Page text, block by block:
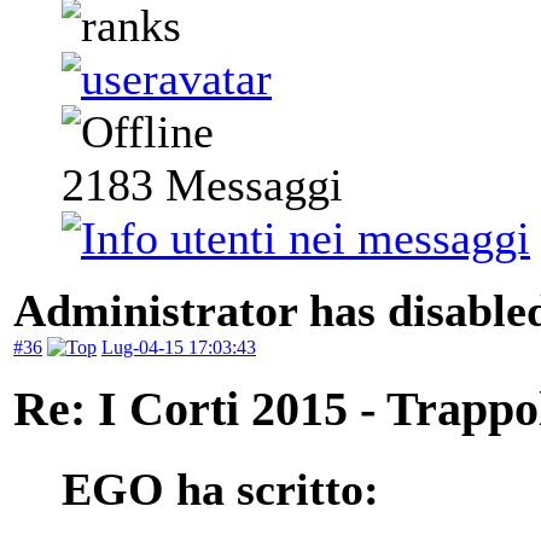
2183 Messaggi
Administrator has
#36 Lug-04-15 17:03:43
Re: I Corti 2015 -
EGO ha scritto: